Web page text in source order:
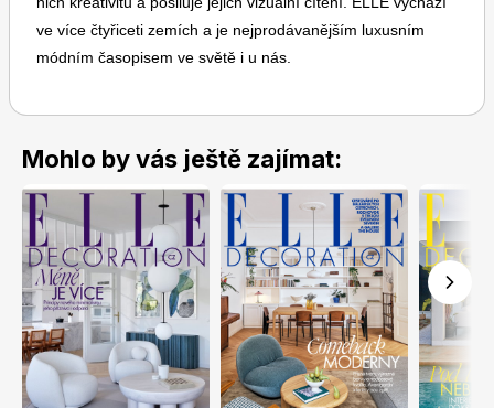
ve více čtyřiceti zemích a je nejprodávanějším luxusním
módním časopisem ve světě i u nás.
Mohlo by vás ještě zajímat: